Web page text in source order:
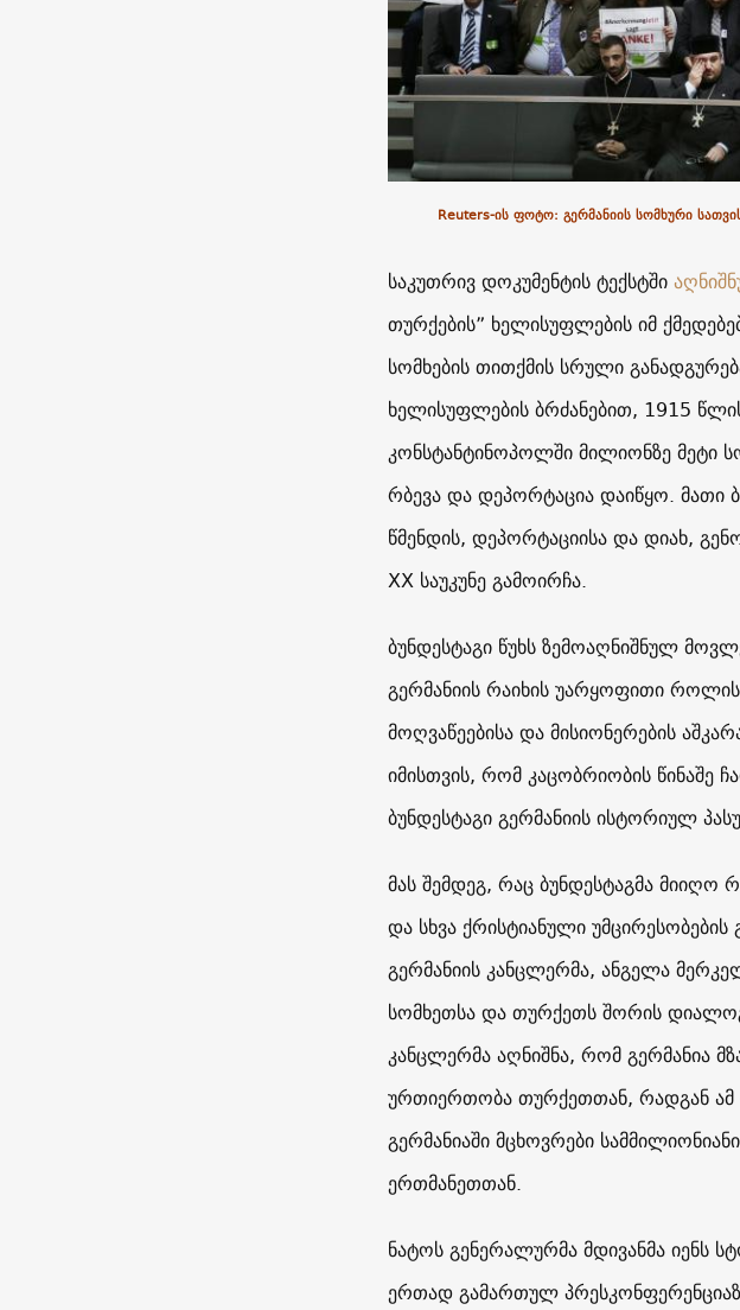
Reuters-ის ფოტო: გერმანიის სომხური
საკუთრივ დოკუმენტის ტექსტში
თურქების” ხელისუფლების იმ
სომხების თითქმის სრული
ხელისუფლების ბრძანებით, 1915
კონსტანტინოპოლში მილიონზე მეტი
რბევა და დეპორტაცია დაიწყო. მათი
წმენდის, დეპორტაციისა და დიახ,
XX საუკუნე გამოირჩა.
ბუნდესტაგი წუხს ზემოაღნიშნულ
გერმანიის რაიხის უარყოფითი
მოღვაწეებისა და მისიონერების
იმისთვის, რომ კაცობრიობის წინაშე
ბუნდესტაგი გერმანიის ისტორიულ
მას შემდეგ, რაც ბუნდესტაგმა
და სხვა ქრისტიანული
გერმანიის კანცლერმა, ანგელა
სომხეთსა და თურქეთს შორის
კანცლერმა აღნიშნა, რომ გერმანია
ურთიერთობა თურქეთთან, რადგან ამ
გერმანიაში მცხოვრები
ერთმანეთთან.
ნატოს გენერალურმა მდივანმა იენს
ერთად გამართულ